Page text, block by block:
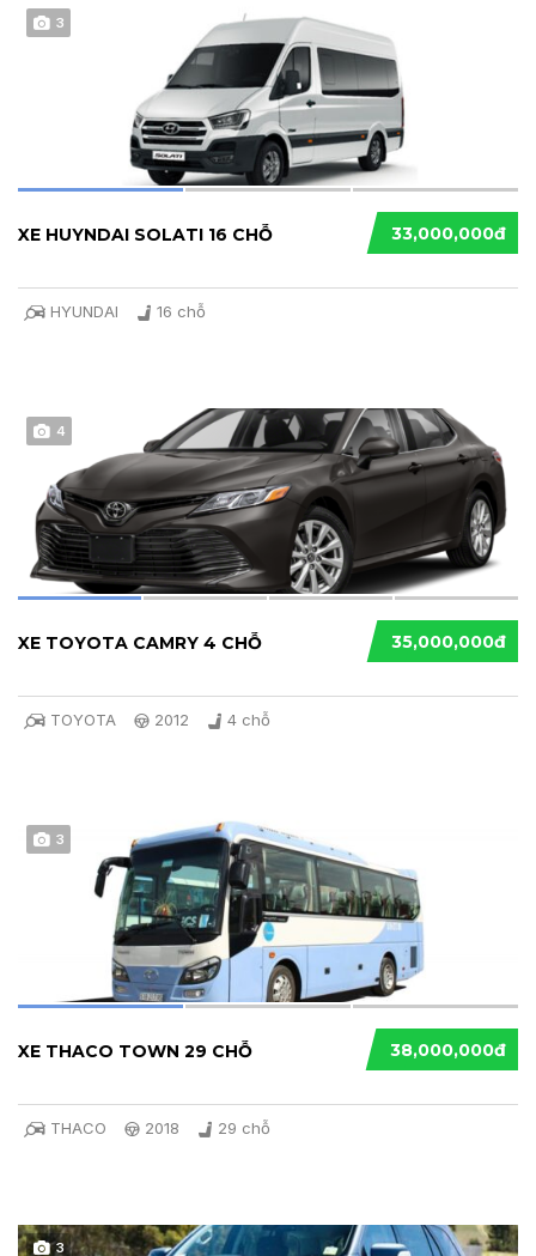
3
33,000,000đ
XE HUYNDAI SOLATI 16 CHỖ
HYUNDAI 16 chỗ
4
35,000,000đ
XE TOYOTA CAMRY 4 CHỖ
TOYOTA 2012 4 chỗ
3
38,000,000đ
XE THACO TOWN 29 CHỖ
THACO 2018 29 chỗ
3